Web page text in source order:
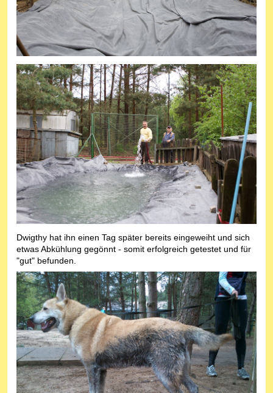
Dwigthy hat ihn einen Tag später bereits eingeweiht und sich
etwas Abkühlung gegönnt - somit erfolgreich getestet und für
"gut" befunden.